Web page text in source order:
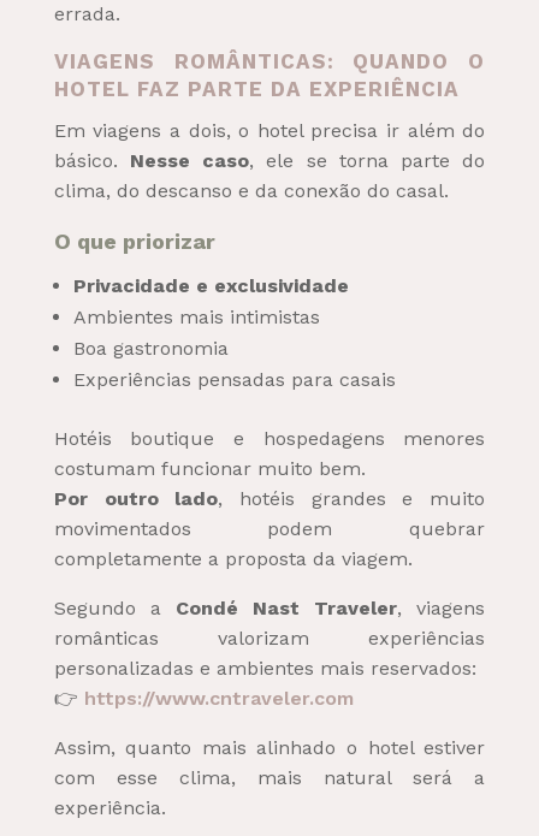
errada.
VIAGENS ROMÂNTICAS: QUANDO O
HOTEL FAZ PARTE DA EXPERIÊNCIA
Em viagens a dois, o hotel precisa ir além do
básico. Nesse caso, ele se torna parte do
clima, do descanso e da conexão do casal.
O que priorizar
Privacidade e exclusividade
Ambientes mais intimistas
Boa gastronomia
Experiências pensadas para casais
Hotéis boutique e hospedagens menores
costumam funcionar muito bem.
Por outro lado, hotéis grandes e muito
movimentados podem quebrar
completamente a proposta da viagem.
Segundo a Condé Nast Traveler, viagens
românticas valorizam experiências
personalizadas e ambientes mais reservados:
👉 https://www.cntraveler.com
Assim, quanto mais alinhado o hotel estiver
com esse clima, mais natural será a
experiência.